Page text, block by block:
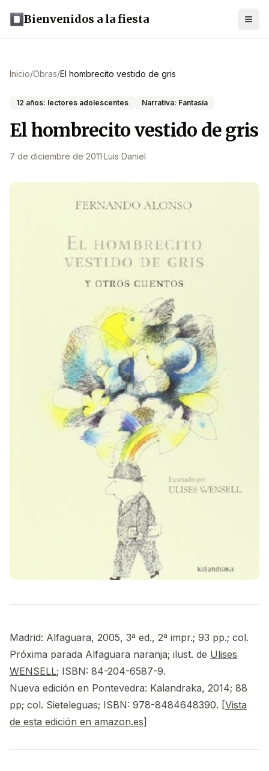
Bienvenidos a la fiesta
Inicio/Obras/El hombrecito vestido de gris
12 años: lectores adolescentes Narrativa: Fantasía
El hombrecito vestido de gris
7 de diciembre de 2011·Luis Daniel
Madrid: Alfaguara, 2005, 3ª ed., 2ª impr.; 93 pp.; col.
Próxima parada Alfaguara naranja; ilust. de Ulises
WENSELL; ISBN: 84-204-6587-9.
Nueva edición en Pontevedra: Kalandraka, 2014; 88
pp; col. Sieteleguas; ISBN: 978-8484648390. [Vista
de esta edición en amazon.es]